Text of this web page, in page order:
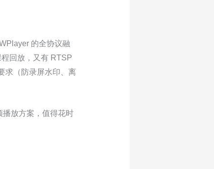
的全协议融
回放，又有 RTSP
求（防录屏水印、离
放方案，值得花时